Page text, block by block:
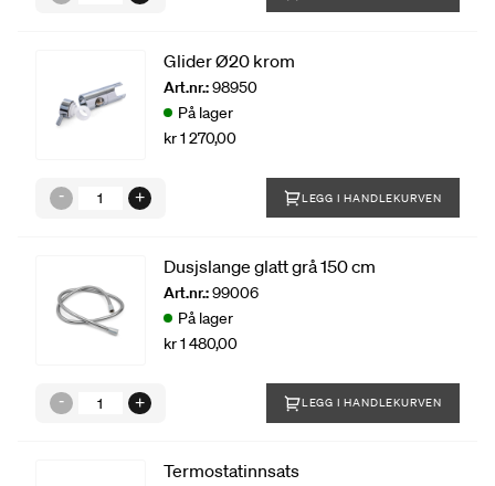
Glider Ø20 krom
Art.nr.:98950
På lager
kr 1 270,00
LEGG I HANDLEKURVEN
Dusjslange glatt grå 150 cm
Art.nr.:99006
På lager
kr 1 480,00
LEGG I HANDLEKURVEN
Termostatinnsats